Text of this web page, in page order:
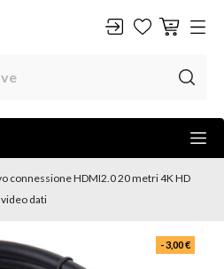
connessione HDMI2.0 20 metri 4K HD
dati
- 3,00 €